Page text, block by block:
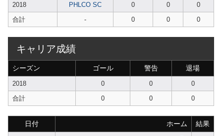
2018 PHLCO SC 0 0
0
合計
- 0 0 0
キャリア成績
シーズン ゴール 警告 退場
2018 0 0
0
合計
0 0 0
日付 ホーム 結果